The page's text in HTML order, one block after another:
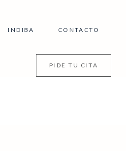
INDIBA CONTACTO
PIDE TU CITA